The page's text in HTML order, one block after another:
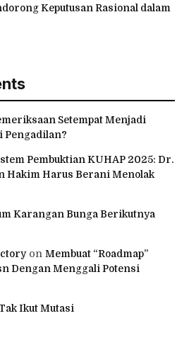
Keputusan Rasional dalam
Setempat Menjadi
Pengadilan?
Pembuktian KUHAP 2025: Dr.
Hakim Harus Berani Menolak
Karangan Bunga Berikutnya
on Membuat “Roadmap”
Dengan Menggali Potensi
Ikut Mutasi